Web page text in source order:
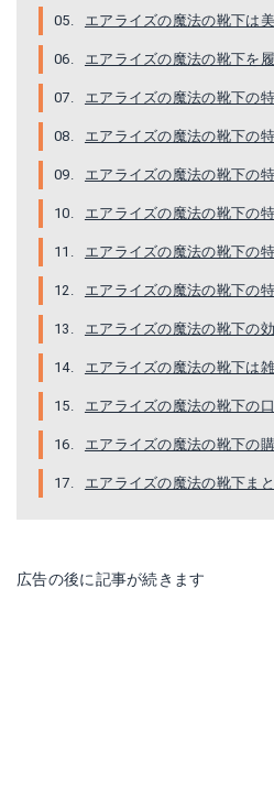
エアライズの魔法の靴下は
エアライズの魔法の靴下を
エアライズの魔法の靴下の
エアライズの魔法の靴下の
エアライズの魔法の靴下の
エアライズの魔法の靴下の
エアライズの魔法の靴下の
エアライズの魔法の靴下の
エアライズの魔法の靴下の
エアライズの魔法の靴下は
エアライズの魔法の靴下の
エアライズの魔法の靴下の
エアライズの魔法の靴下ま
広告の後に記事が続きます